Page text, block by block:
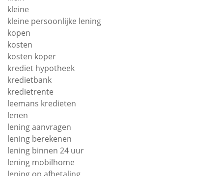
kleine
kleine persoonlijke lening
kopen
kosten
kosten koper
krediet hypotheek
kredietbank
kredietrente
leemans kredieten
lenen
lening aanvragen
lening berekenen
lening binnen 24 uur
lening mobilhome
lening op afbetaling